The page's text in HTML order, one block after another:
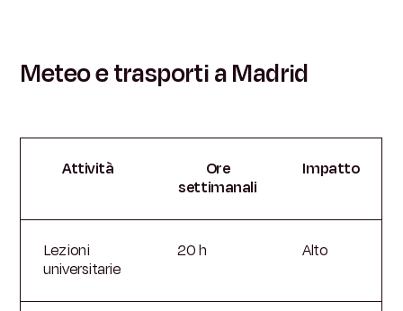
Meteo e trasporti a Madrid
Attività
Ore
settimanali
Impatto
Lezioni
universitarie
20 h Alto